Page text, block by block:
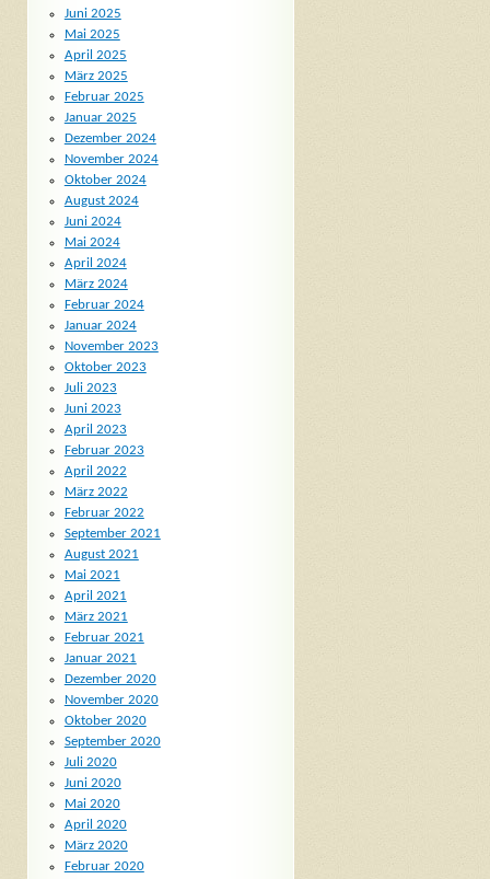
Juni 2025
Mai 2025
April 2025
März 2025
Februar 2025
Januar 2025
Dezember 2024
November 2024
Oktober 2024
August 2024
Juni 2024
Mai 2024
April 2024
März 2024
Februar 2024
Januar 2024
November 2023
Oktober 2023
Juli 2023
Juni 2023
April 2023
Februar 2023
April 2022
März 2022
Februar 2022
September 2021
August 2021
Mai 2021
April 2021
März 2021
Februar 2021
Januar 2021
Dezember 2020
November 2020
Oktober 2020
September 2020
Juli 2020
Juni 2020
Mai 2020
April 2020
März 2020
Februar 2020